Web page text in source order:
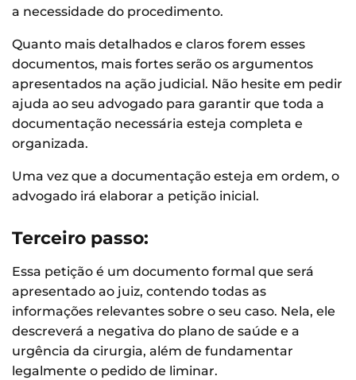
a necessidade do procedimento.
Quanto mais detalhados e claros forem esses
documentos, mais fortes serão os argumentos
apresentados na ação judicial. Não hesite em pedir
ajuda ao seu advogado para garantir que toda a
documentação necessária esteja completa e
organizada.
Uma vez que a documentação esteja em ordem, o
advogado irá elaborar a petição inicial.
Terceiro passo:
Essa petição é um documento formal que será
apresentado ao juiz, contendo todas as
informações relevantes sobre o seu caso. Nela, ele
descreverá a negativa do plano de saúde e a
urgência da cirurgia, além de fundamentar
legalmente o pedido de liminar.